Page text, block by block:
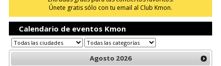
Únete gratis sólo con tu email al Club Kmon.
Calendario de eventos Kmon
Agosto 2026